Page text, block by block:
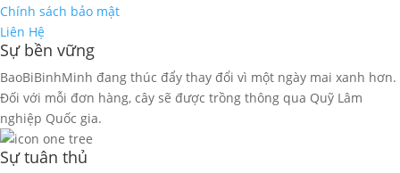
Chính sách bảo mật
Liên Hệ
Sự bền vững
BaoBiBinhMinh đang thúc đẩy thay đổi vì một ngày mai xanh hơn.
Đối với mỗi đơn hàng, cây sẽ được trồng thông qua Quỹ Lâm
nghiệp Quốc gia.
Sự tuân thủ